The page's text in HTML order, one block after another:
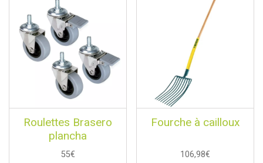
Roulettes Brasero
plancha
55€
Fourche à cailloux
106,98€